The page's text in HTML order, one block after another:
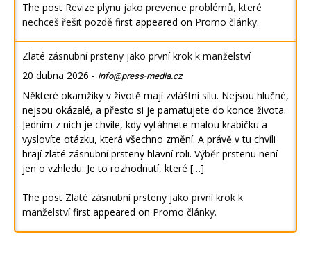
The post Revize plynu jako prevence problémů, které
nechceš řešit pozdě first appeared on Promo články.
Zlaté zásnubní prsteny jako první krok k manželství
20 dubna 2026 - info@press-media.cz
Některé okamžiky v životě mají zvláštní sílu. Nejsou hlučné,
nejsou okázalé, a přesto si je pamatujete do konce života.
Jedním z nich je chvíle, kdy vytáhnete malou krabičku a
vyslovíte otázku, která všechno změní. A právě v tu chvíli
hrají zlaté zásnubní prsteny hlavní roli. Výběr prstenu není
jen o vzhledu. Je to rozhodnutí, které […]
The post Zlaté zásnubní prsteny jako první krok k
manželstvífirst appeared on Promo články.